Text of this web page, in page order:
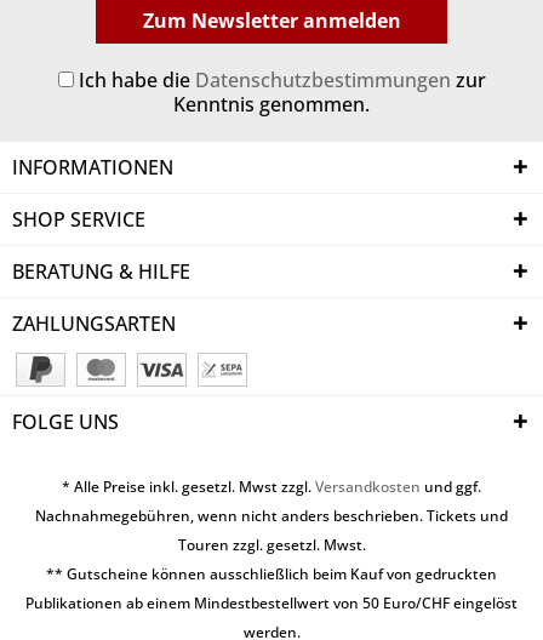
Zum Newsletter anmelden
Ich habe die Datenschutzbestimmungen zur
Kenntnis genommen.
INFORMATIONEN
SHOP SERVICE
BERATUNG & HILFE
ZAHLUNGSARTEN
FOLGE UNS
* Alle Preise inkl. gesetzl. Mwst zzgl.Versandkosten und ggf.
Nachnahmegebühren, wenn nicht anders beschrieben. Tickets und
Touren zzgl. gesetzl. Mwst.
** Gutscheine können ausschließlich beim Kauf von gedruckten
Publikationen ab einem Mindestbestellwert von 50 Euro/CHF eingelöst
werden.